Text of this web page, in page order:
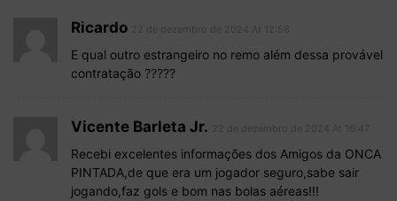
Ricardo
E qual outro estrangeiro no remo além dessa provável
contratação ?????
Vicente Barleta Jr.
Recebi excelentes informações dos Amigos da ONCA
PINTADA,de que era um jogador seguro,sabe sair
jogando,faz gols e bom nas bolas aéreas!!!